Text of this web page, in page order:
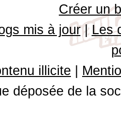
Créer un
mis à jour| Les
illicite
déposée de la